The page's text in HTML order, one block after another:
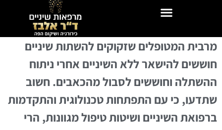
מרבית המטופלים שזקוקים להשתות שיניים
חוששים להישאר ללא השיניים אחרי ניתוח
ההשתלה וחוששים לסבול מהכאבים. חשוב
שתדעו, כי עם התפתחות טכנולוגית והתקדמות
ברפואת השיניים ושיטות טיפול מגוונות, הרי